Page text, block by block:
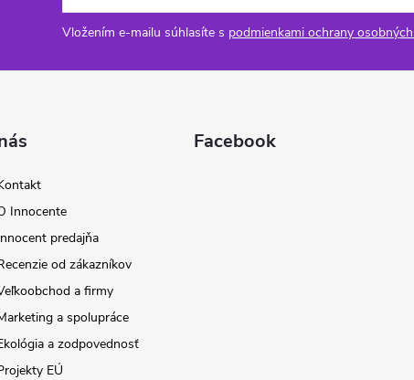
Vložením e-mailu súhlasíte s podmienkami ochrany
Innocente
predajňa
od zákazníkov
a firmy
a spolupráce
a zodpovednosť
EÚ
Facebook